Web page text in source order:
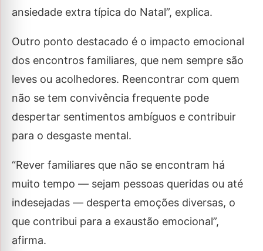
ansiedade extra típica do Natal”, explica.
Outro ponto destacado é o impacto emocional
dos encontros familiares, que nem sempre são
leves ou acolhedores. Reencontrar com quem
não se tem convivência frequente pode
despertar sentimentos ambíguos e contribuir
para o desgaste mental.
“Rever familiares que não se encontram há
muito tempo — sejam pessoas queridas ou até
indesejadas — desperta emoções diversas, o
que contribui para a exaustão emocional”,
afirma.